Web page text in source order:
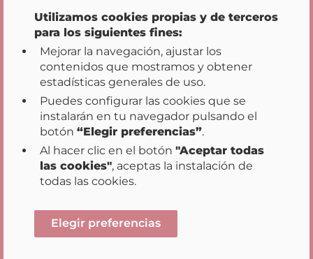
Autónomas comprendido
en el periodo 2008-2010,
2011-2013 y 2014-2016.
Convenio (subvención
directa) que cada año firma
el Gobierno de Navarra con
la Asociación Forestal de
Navarra (Foresna) para los
años 2017 y previsión del
2018.
Resuelta
documentación e informes.
Resolución 850E/2017 de 22
Utilizamos cookies propias y de terceros
para los siguientes fines:
Mejorar la navegación, ajustar los
contenidos que mostramos y obtener
estadísticas generales de uso.
Puedes configurar las cookies que se
instalarán en tu navegador pulsando el
botón “Elegir preferencias”.
Al hacer clic en el botón "Aceptar todas
las cookies", aceptas la instalación de
todas las cookies.
Elegir preferencias